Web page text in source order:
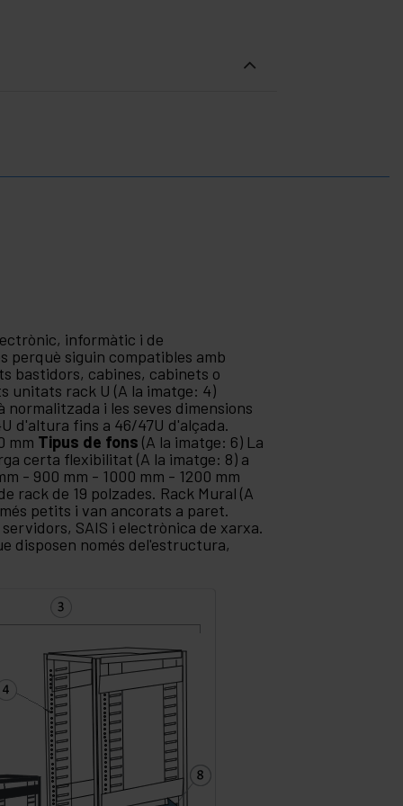
informàtic i de
perquè siguin compatibles amb
bastidors, cabines, cabinets o
unitats rack U (A la imatge: 4)
i les seves dimensions
d'altura fins a 46/47U d'alçada.
mm Tipus de fons (A la imatge: 6) La
certa flexibilitat (A la imatge: 8) a
- 900 mm - 1000 mm - 1200 mm
rack de 19 polzades. Rack Mural (A
petits i van ancorats a paret.
SAIS i electrònica de xarxa.
disposen només del'estructura,